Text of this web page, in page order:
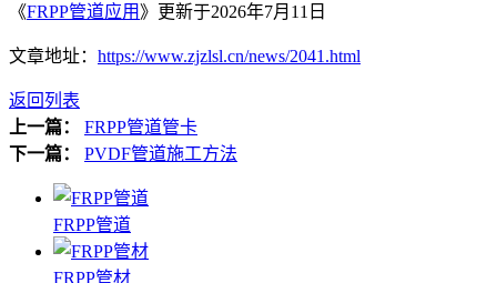
《FRPP管道应用 》更新于2026年7月11日
文章地址： https://www.zjzlsl.cn/news/2041.html
返回列表
上一篇：
FRPP管道管卡
下一篇：
PVDF管道施工方法
FRPP管道
FRPP管材